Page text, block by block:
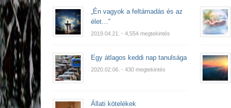
„Én vagyok a feltámadás és az
élet…”
2019.04.21. - 4,554 megtekintés
Egy átlagos keddi nap tanulsága
2020.02.06. - 430 megtekintés
Állati kötelékek